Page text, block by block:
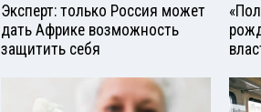
Эксперт: только Россия может
дать Африке возможность
защитить себя